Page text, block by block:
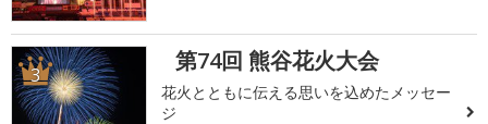
3 第74回 熊谷花火大会
花火とともに伝える思いを込めたメッセー
ジ